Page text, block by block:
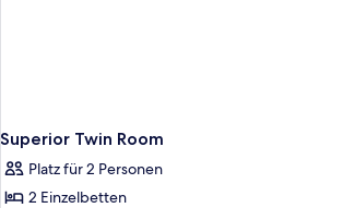
Superior Twin Room
Platz für 2 Personen
2 Einzelbetten